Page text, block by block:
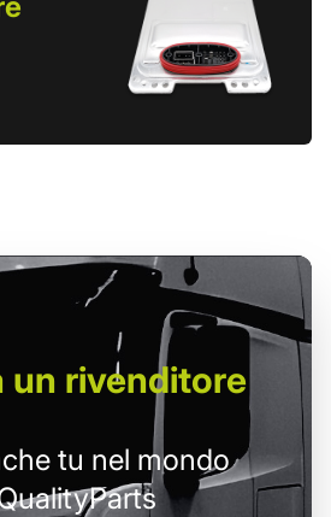
un rivenditore
tu nel mondo